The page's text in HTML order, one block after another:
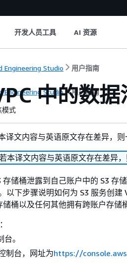
开发人员工具 AI 资源
Engineering Studio 用户指南
Engineering Studio 用户指南
中的数据
模式
译文内容与英语原文存在差异，则
本译文内容与英语原文存在差异，
储桶泄露到自己账户中的 S3 存
以下步骤说明如何为 S3 服务创建
桶以及任何其他拥有跨账户存储
。
制台，网址为https://